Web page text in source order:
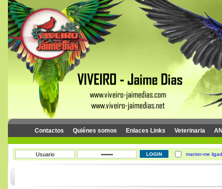
Contactos Quiénes somos Enlaces Links Veterinaria